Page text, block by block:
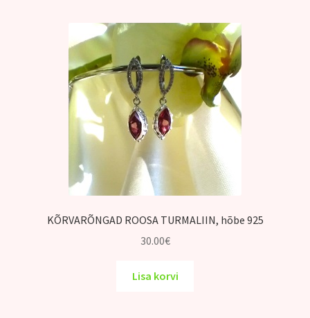
KÕRVARÕNGAD ROOSA TURMALIIN, hõbe 925
30.00€
Lisa korvi